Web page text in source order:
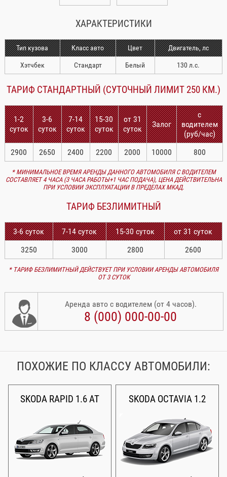
ХАРАКТЕРИСТИКИ
Тип кузова Класс авто Цвет
Двигатель, лс
Хэтчбек
Стандарт Белый 130 л.с.
ТАРИФ СТАНДАРТНЫЙ (СУТОЧНЫЙ ЛИМИТ 250 КМ.)
1-2
суток
3-6
суток
7-14
суток
15-30
суток
от 31
суток
Залог
с
водителем
(руб/час)
2900
2650 2400 2200 2000 10000 800
* МИНИМАЛЬНОЕ ВРЕМЯ АРЕНДЫ ДАННОГО АВТОМОБИЛЯ С ВОДИТЕЛЕМ
СОСТАВЛЯЕТ 4 ЧАСА (3 ЧАСА РАБОТЫ+1 ЧАС ПОДАЧА), ЦЕНА ДЕЙСТВИТЕЛЬНА
ПРИ УСЛОВИИ ЭКСПЛУАТАЦИИ В ПРЕДЕЛАХ МКАД.
ТАРИФ БЕЗЛИМИТНЫЙ
3-6 суток 7-14 суток 15-30 суток
от 31 суток
3250
3000 2800 2600
* ТАРИФ БЕЗЛИМИТНЫЙ ДЕЙСТВУЕТ ПРИ УСЛОВИИ АРЕНДЫ АВТОМОБИЛЯ
ОТ 3 СУТОК
Аренда авто с водителем (от 4 часов).
8 (000) 000-00-00
ПОХОЖИЕ ПО КЛАССУ АВТОМОБИЛИ:
SKODA RAPID 1.6 AT SKODA OCTAVIA 1.2